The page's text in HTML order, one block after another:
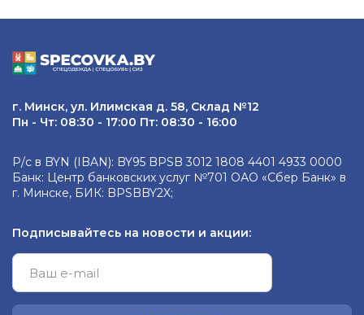
г. Минск, ул. Илимская д. 58, Склад №12
Пн - Чт: 08:30 - 17:00 Пт: 08:30 - 16:00
Р/с в BYN (IBAN): BY95 BPSB 3012 1808 4401 4933 0000
Банк: Центр банковских услуг №701 ОАО «Сбер Банк» в
г. Минске, БИК: BPSBBY2X;
Подписывайтесь на новости и акции: